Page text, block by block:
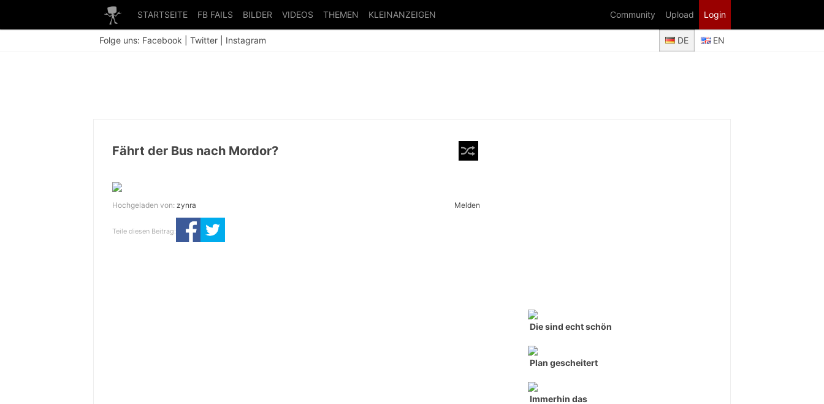
STARTSEITE FB FAILS BILDER VIDEOS THEMEN KLEINANZEIGEN Login
Upload
Community
Folge uns: Facebook Twitter Instagram DE EN
Fährt der Bus nach Mordor?
Hochgeladen von: zynra Melden
Teile diesen Beitrag:
Die sind echt schön
Plan gescheitert
Immerhin das